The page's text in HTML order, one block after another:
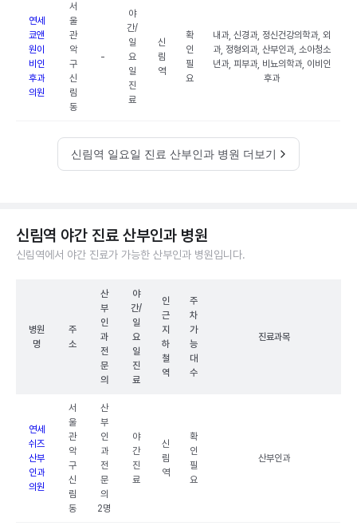
연세
쿄앤
원이
비인
후과
의원
서
울
관
악
구
신
림
동
-
야
간/
일
요
일
진
료
신
림
역
확
인
필
요
내과, 신경과, 정신건강의학과, 외
과, 정형외과, 산부인과, 소아청소
년과, 피부과, 비뇨의학과, 이비인
후과
신림역 일요일 진료 산부인과 병원 더보기
신림역 야간 진료 산부인과 병원
신림역에서 야간 진료가 가능한 산부인과 병원입니다.
병원
명
주
소
산
부
인
과
전
문
의
야
간/
일
요
일
진
료
인
근
지
하
철
역
주
차
가
능
대
수
진료과목
연세
쉬즈
산부
인과
의원
서
울
관
악
구
신
림
동
산
부
인
과
전
문
의
2명
야
간
진
료
신
림
역
확
인
필
요
산부인과